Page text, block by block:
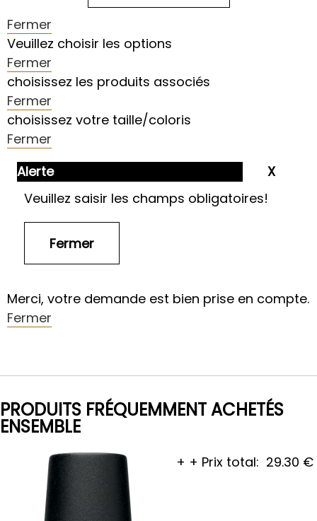
Fermer
Veuillez choisir les options
Fermer
choisissez les produits associés
Fermer
choisissez votre taille/coloris
Fermer
Alerte
Veuillez saisir les champs obligatoires!
Merci, votre demande est bien prise en compte.
Fermer
PRODUITS FRÉQUEMMENT ACHETÉS
ENSEMBLE
+ + Prix total: 29.30 €